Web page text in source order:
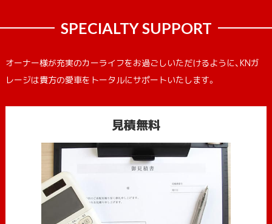
SPECIALTY SUPPORT
オーナー様が充実のカーライフをお過ごしいただけるように、KNガ
レージは貴方の愛車をトータルにサポートいたします。
見積無料